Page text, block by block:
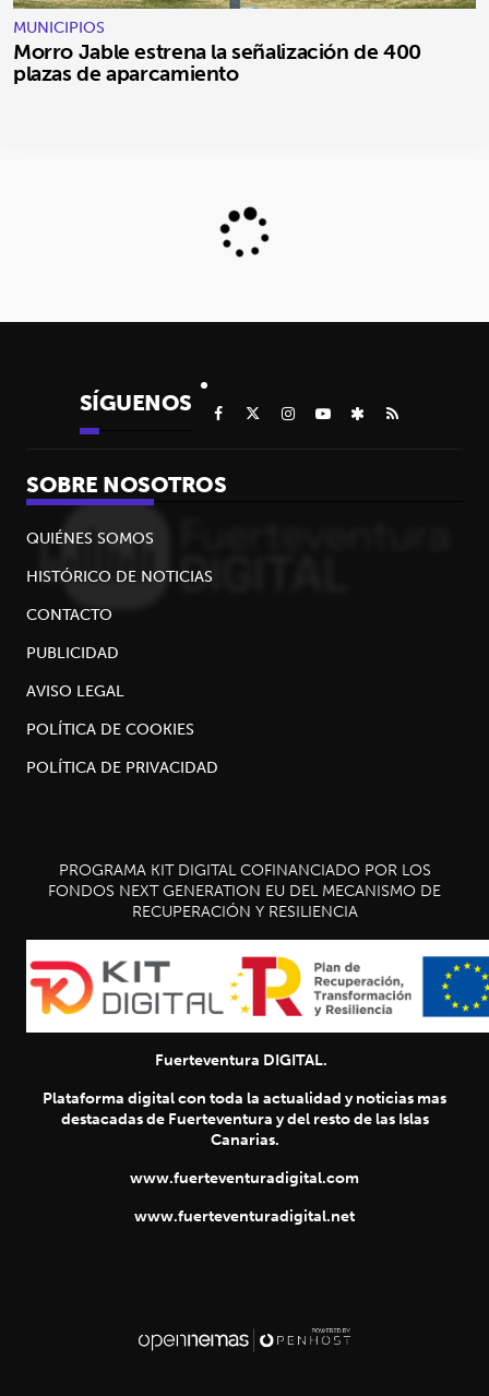
MUNICIPIOS
Morro Jable estrena la señalización de 400
plazas de aparcamiento
SÍGUENOS
SOBRE NOSOTROS
QUIÉNES SOMOS
HISTÓRICO DE NOTICIAS
CONTACTO
PUBLICIDAD
AVISO LEGAL
POLÍTICA DE COOKIES
POLÍTICA DE PRIVACIDAD
PROGRAMA KIT DIGITAL COFINANCIADO POR LOS
FONDOS NEXT GENERATION EU DEL MECANISMO DE
RECUPERACIÓN Y RESILIENCIA
Fuerteventura DIGITAL.
Plataforma digital con toda la actualidad y noticias mas
destacadas de Fuerteventura y del resto de las Islas
Canarias.
www.fuerteventuradigital.com
www.fuerteventuradigital.net